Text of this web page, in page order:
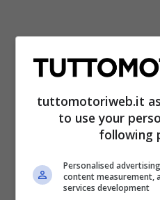
La sella fu divisa in
seduta corretta del
tuttomotoriweb.it
to use your
following
Personalised
content measurement,
services development